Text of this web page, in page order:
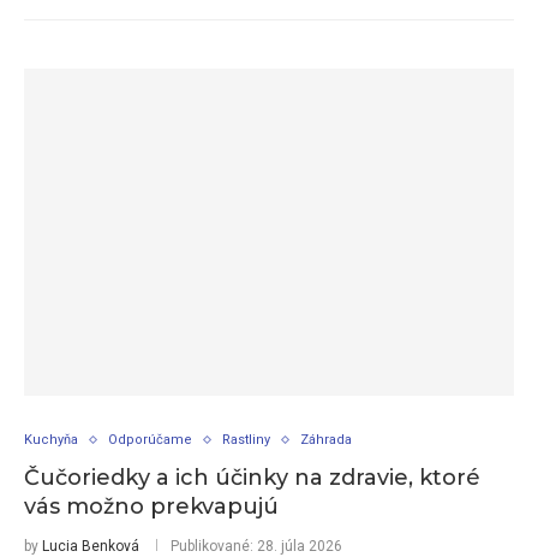
Kuchyňa Odporúčame Rastliny Záhrada
Čučoriedky a ich účinky na zdravie, ktoré
vás možno prekvapujú
by Lucia Benková Publikované: 28. júla 2026